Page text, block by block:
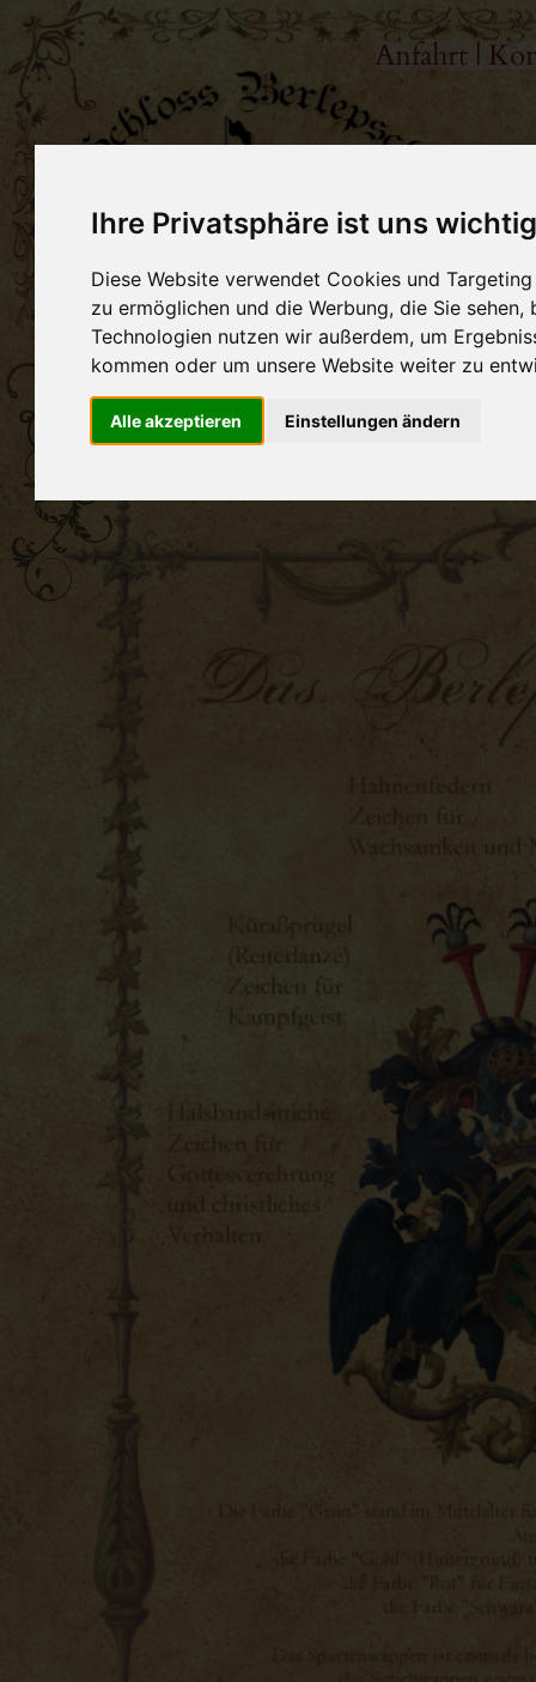
Ihre Privatsphäre ist uns
Diese Website verwendet Cookies und
zu ermöglichen und die Werbung, die Sie
Technologien nutzen wir außerdem, um
kommen oder um unsere Website weiter zu
Alle akzeptieren Einstellungen ändern